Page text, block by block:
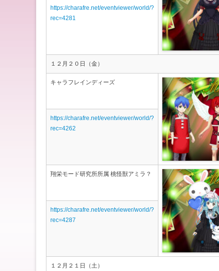
https://charafre.net/eventviewer/world/?
rec=4281
１２月２０日（金）
キャラフレインディーズ
https://charafre.net/eventviewer/world/?
rec=4262
翔栄モード研究所所属 桃怪獣アミラ？
https://charafre.net/eventviewer/world/?
rec=4287
１２月２１日（土）